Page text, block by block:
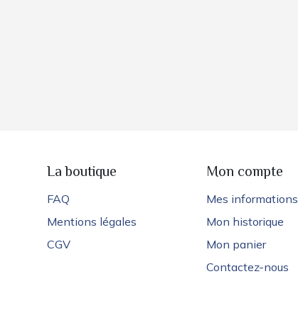
La boutique
FAQ
Mentions légales
CGV
Mon compte
Mes informations
Mon historique
Mon panier
Contactez-nous